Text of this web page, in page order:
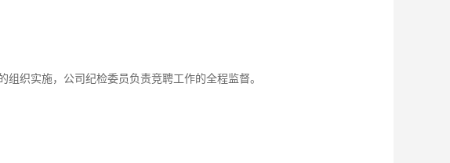
织实施，公司纪检委员负责竞聘工作的全程监督。